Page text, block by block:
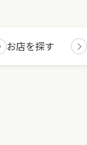
お店を探す